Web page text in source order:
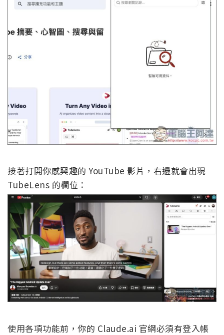
接著打開你感興趣的 YouTube 影片，右邊就會出現
TubeLens 的欄位：
使用各項功能前，你的 Claude.ai 官網必須有登入帳